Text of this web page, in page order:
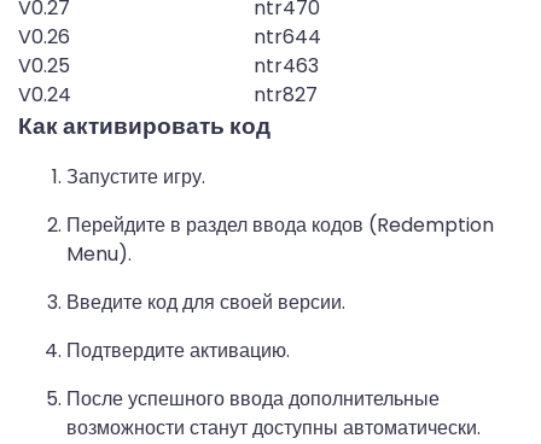
V0.27
ntr470
V0.26
ntr644
V0.25
ntr463
V0.24
ntr827
Как активировать код
Запустите игру.
Перейдите в раздел ввода кодов (Redemption
Menu).
Введите код для своей версии.
Подтвердите активацию.
После успешного ввода дополнительные
возможности станут доступны автоматически.